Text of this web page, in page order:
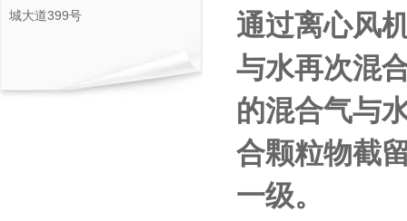
城大道399号
通过离心风
与水再次混
的混合气与
合颗粒物截
一级。